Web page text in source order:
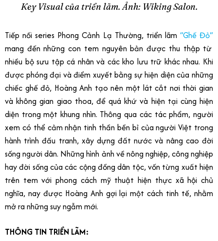
Key Visual của triển lãm. Ảnh: Wiking Salon.
Tiếp nối series Phong Cảnh Lạ Thường, triển lãm “Ghế Đỏ”
mang đến những con tem nguyên bản được thu thập từ
nhiều bộ sưu tập cá nhân và các kho lưu trữ khác nhau. Khi
được phóng đại và điểm xuyết bằng sự hiện diện của những
chiếc ghế đỏ, Hoàng Anh tạo nên một lát cắt nơi thời gian
và không gian giao thoa, để quá khứ và hiện tại cùng hiện
diện trong một khung nhìn. Thông qua các tác phẩm, người
xem có thể cảm nhận tinh thần bền bỉ của người Việt trong
hành trình đấu tranh, xây dựng đất nước và nâng cao đời
sống người dân. Những hình ảnh về nông nghiệp, công nghiệp
hay đời sống của các cộng đồng dân tộc, vốn từng xuất hiện
trên tem với phong cách mỹ thuật hiện thực xã hội chủ
nghĩa, nay được Hoàng Anh gợi lại một cách tinh tế, nhằm
mở ra những suy ngẫm mới.
THÔNG TIN TRIỂN LÃM: